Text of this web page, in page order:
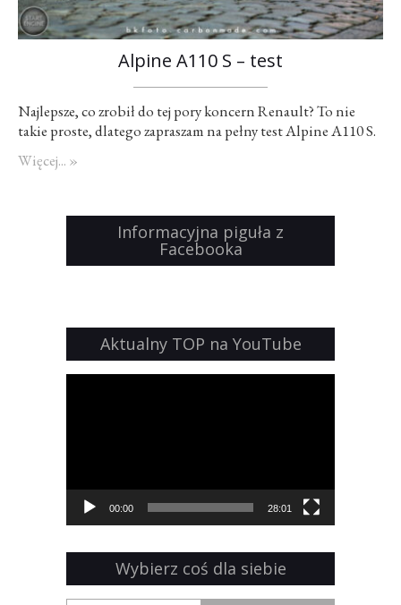
Alpine A110 S – test
Najlepsze, co zrobił do tej pory koncern Renault? To nie
takie proste, dlatego zapraszam na pełny test Alpine A110 S.
Więcej... »
Informacyjna piguła z
Facebooka
Aktualny TOP na YouTube
00:00 28:01
Wybierz coś dla siebie